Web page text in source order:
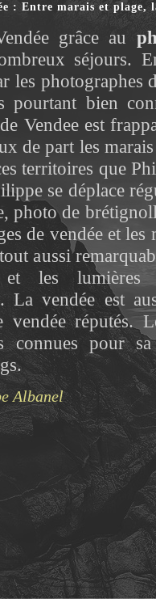
: Entre marais et plage,
grâce au
séjours.
les photographes
pourtant bien
Vendee est
de part les
territoires que
se déplace
photo de
de vendée et
aussi
les lumières
La vendée est
vendée réputés.
connues pour
Albanel